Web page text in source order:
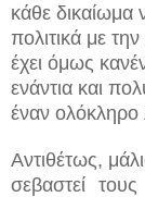
κάθε δικαίωμα
πολιτικά με
έχει όμως
ενάντια και
έναν ολόκληρο
Αντιθέτως,
σεβαστεί